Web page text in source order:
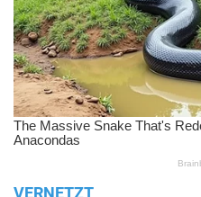
VERNETZT